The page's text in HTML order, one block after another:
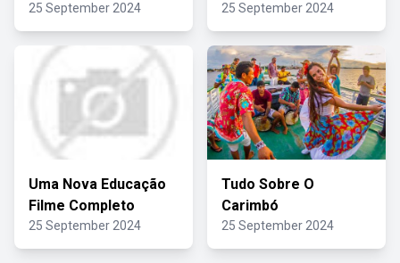
25 September 2024 25 September 2024
Uma Nova Educação
Filme Completo
25 September 2024
Tudo Sobre O
Carimbó
25 September 2024